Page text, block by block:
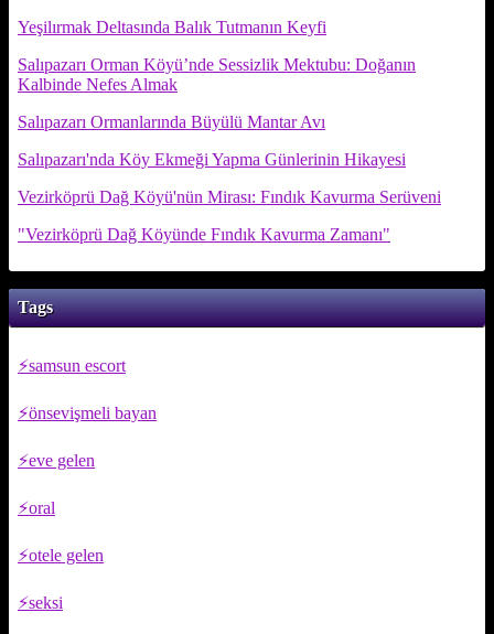
Yeşilırmak Deltasında Balık Tutmanın Keyfi
Salıpazarı Orman Köyü’nde Sessizlik Mektubu: Doğanın
Kalbinde Nefes Almak
Salıpazarı Ormanlarında Büyülü Mantar Avı
Salıpazarı'nda Köy Ekmeği Yapma Günlerinin Hikayesi
Vezirköprü Dağ Köyü'nün Mirası: Fındık Kavurma Serüveni
"Vezirköprü Dağ Köyünde Fındık Kavurma Zamanı"
Tags
samsun escort
önsevişmeli bayan
eve gelen
oral
otele gelen
seksi